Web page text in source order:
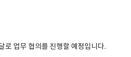
로 업무 협의를 진행할 예정입니다.